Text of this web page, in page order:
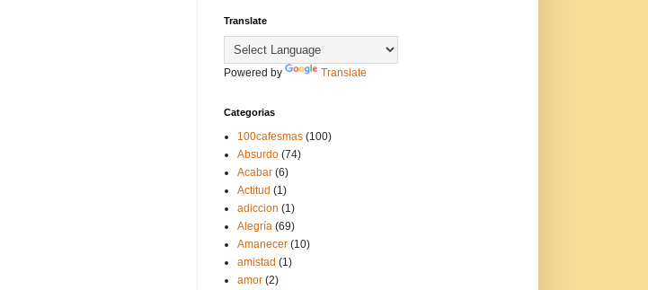
Translate
Powered by Translate
Categorias
100cafesmas (100)
Absurdo (74)
Acabar (6)
Actitud (1)
adiccion (1)
Alegría (69)
Amanecer (10)
amistad (1)
amor (2)